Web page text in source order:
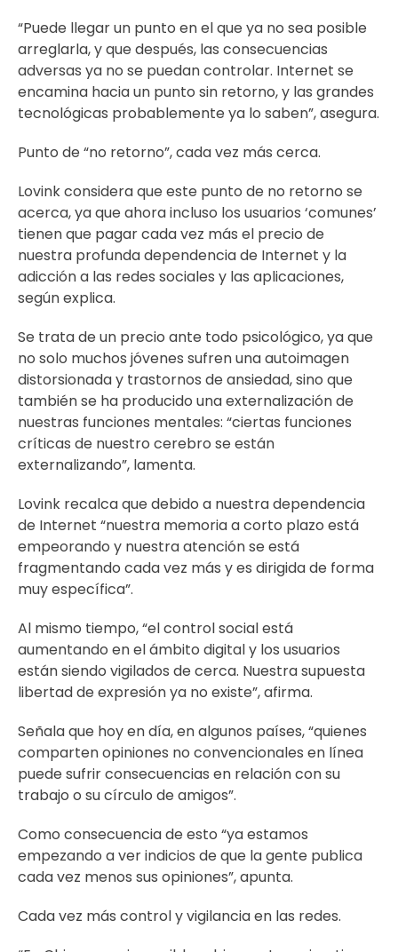
“Puede llegar un punto en el que ya no sea posible
arreglarla, y que después, las consecuencias
adversas ya no se puedan controlar. Internet se
encamina hacia un punto sin retorno, y las grandes
tecnológicas probablemente ya lo saben”, asegura.
Punto de “no retorno”, cada vez más cerca.
Lovink considera que este punto de no retorno se
acerca, ya que ahora incluso los usuarios ‘comunes’
tienen que pagar cada vez más el precio de
nuestra profunda dependencia de Internet y la
adicción a las redes sociales y las aplicaciones,
según explica.
Se trata de un precio ante todo psicológico, ya que
no solo muchos jóvenes sufren una autoimagen
distorsionada y trastornos de ansiedad, sino que
también se ha producido una externalización de
nuestras funciones mentales: “ciertas funciones
críticas de nuestro cerebro se están
externalizando”, lamenta.
Lovink recalca que debido a nuestra dependencia
de Internet “nuestra memoria a corto plazo está
empeorando y nuestra atención se está
fragmentando cada vez más y es dirigida de forma
muy específica”.
Al mismo tiempo, “el control social está
aumentando en el ámbito digital y los usuarios
están siendo vigilados de cerca. Nuestra supuesta
libertad de expresión ya no existe”, afirma.
Señala que hoy en día, en algunos países, “quienes
comparten opiniones no convencionales en línea
puede sufrir consecuencias en relación con su
trabajo o su círculo de amigos”.
Como consecuencia de esto “ya estamos
empezando a ver indicios de que la gente publica
cada vez menos sus opiniones”, apunta.
Cada vez más control y vigilancia en las redes.